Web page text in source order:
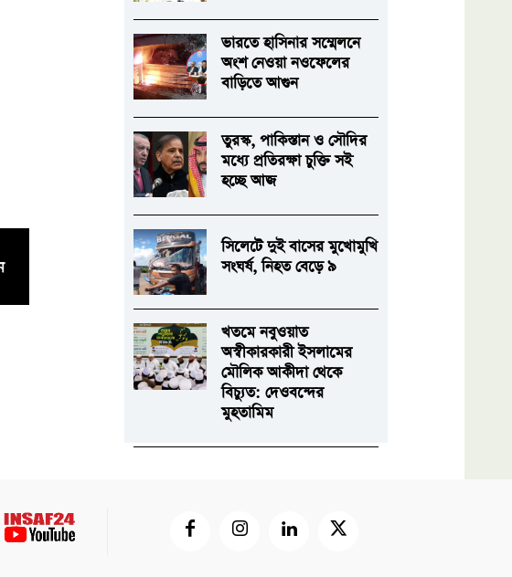
ভারতে হাসিনার সম্মেলনে
অংশ নেওয়া নওফেলের
বাড়িতে আগুন
তুরস্ক, পাকিস্তান ও সৌদির
মধ্যে প্রতিরক্ষা চুক্তি সই
হচ্ছে আজ
সিলেটে দুই বাসের মুখোমুখি
সংঘর্ষ, নিহত বেড়ে ৯
খতমে নবুওয়াত
অস্বীকারকারী ইসলামের
মৌলিক আকীদা থেকে
বিচ্যুত: দেওবন্দের
মুহতামিম